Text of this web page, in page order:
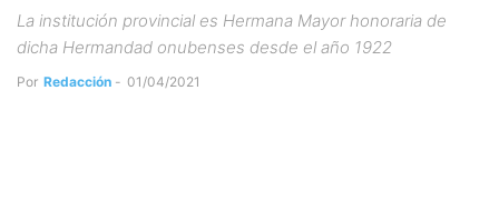
La institución provincial es Hermana Mayor honoraria de
dicha Hermandad onubenses desde el año 1922
Por Redacción - 01/04/2021